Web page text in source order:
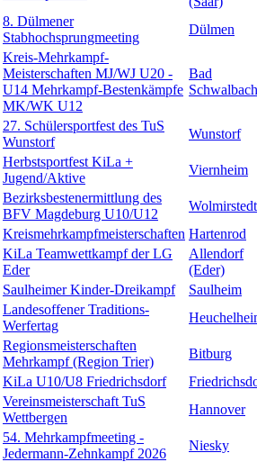
8. Dülmener
Stabhochsprungmeeting
Dülmen
Kreis-Mehrkampf-
Meisterschaften MJ/WJ U20 -
U14 Mehrkampf-Bestenkämpfe
MK/WK U12
Bad
Schwalbach
27. Schülersportfest des TuS
Wunstorf
Wunstorf
Herbstsportfest KiLa +
Jugend/Aktive
Viernheim
Bezirksbestenermittlung des
BFV Magdeburg U10/U12
Wolmirstedt
Kreismehrkampfmeisterschaften Hartenrod
KiLa Teamwettkampf der LG
Eder
Allendorf
(Eder)
Saulheimer Kinder-Dreikampf
Saulheim
Landesoffener Traditions-
Werfertag
Regionsmeisterschaften
Mehrkampf (Region Trier)
Bitburg
KiLa U10/U8 Friedrichsdorf
Vereinsmeisterschaft TuS
Wettbergen
Hannover
54. Mehrkampfmeeting -
Jedermann-Zehnkampf 2026
Niesky